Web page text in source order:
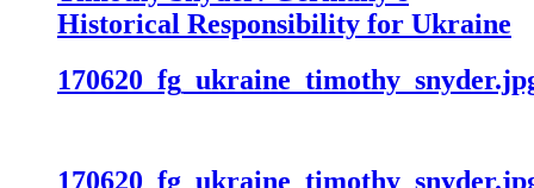
Historical Responsibility for Ukraine